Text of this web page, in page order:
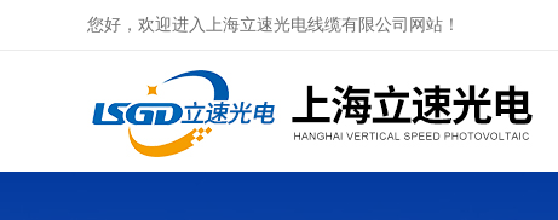
您好，欢迎进入上海立速光电线缆有限公司网站！